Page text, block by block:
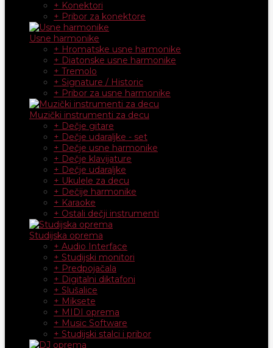
+ Konektori
+ Pribor za konektore
Usne harmonike
+ Hromatske usne harmonike
+ Diatonske usne harmonike
+ Tremolo
+ Signature / Historic
+ Pribor za usne harmonike
Muzički instrumenti za decu
+ Dečje gitare
+ Dečje udaraljke - set
+ Dečje usne harmonike
+ Dečje klavijature
+ Dečje udaraljke
+ Ukulele za decu
+ Dečije harmonike
+ Karaoke
+ Ostali dečji instrumenti
Studijska oprema
+ Audio Interface
+ Studijski monitori
+ Predpojačala
+ Digitalni diktafoni
+ Slušalice
+ Miksete
+ MIDI oprema
+ Music Software
+ Studijski stalci i pribor